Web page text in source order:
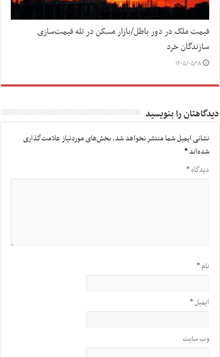
قیمت ملک در دور باطل/بازار مسکن در تله قیمت‌سازی
سازندگان خرد
۱۴۰۵/۰۵/۱۸
دیدگاهتان را بنویسید
نشانی ایمیل شما منتشر نخواهد شد.بخش‌های موردنیاز علامت‌گذاری
شده‌اند*
دیدگاه*
نام*
ایمیل*
وب‌ سایت